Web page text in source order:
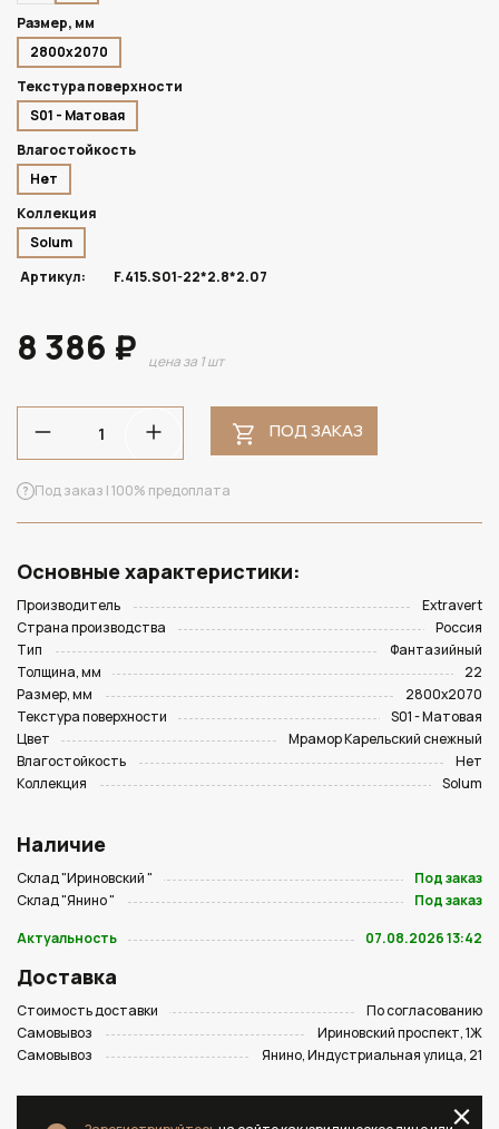
Размер, мм
2800х2070
Текстура поверхности
S01 - Матовая
Влагостойкость
Нет
Коллекция
Solum
Артикул:
F.415.S01-22*2.8*2.07
8 386 ₽ цена за 1 шт
ПОД ЗАКАЗ
Под заказ | 100% предоплата
Основные характеристики:
Производитель
Extravert
Страна производства
Россия
Тип
Фантазийный
Толщина, мм
22
Размер, мм
2800х2070
Текстура поверхности
S01 - Матовая
Цвет
Мрамор Карельский снежный
Влагостойкость
Нет
Коллекция
Solum
Наличие
Склад "Ириновский "
Под заказ
Склад "Янино "
Под заказ
Актуальность
07.08.2026 13:42
Доставка
Стоимость доставки
По согласованию
Самовывоз
Ириновский проспект, 1Ж
Самовывоз
Янино, Индустриальная улица, 21